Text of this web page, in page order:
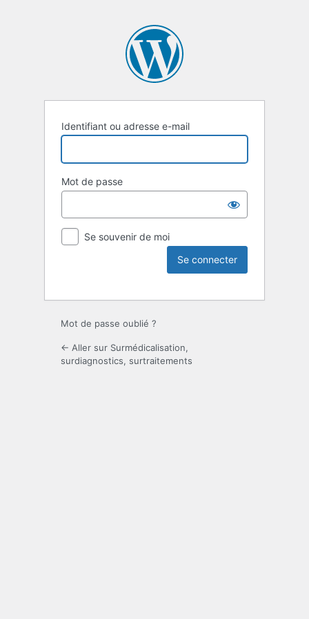
Identifiant ou adresse e-mail
Mot de passe
Se souvenir de moi
Mot de passe oublié ?
← Aller sur Surmédicalisation,
surdiagnostics, surtraitements